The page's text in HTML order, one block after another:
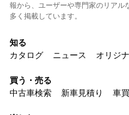
報から、ユーザーや専門家のリアル
多く掲載しています。
知る
カタログ
ニュース オリジ
買う・売る
中古車検索
新車見積り 車